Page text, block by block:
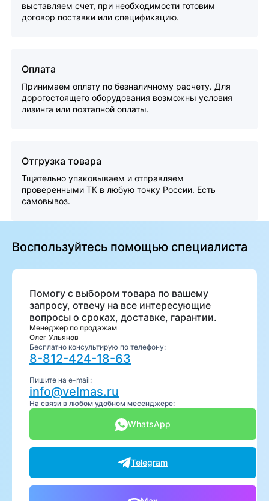
выставляем счет, при необходимости готовим
договор поставки или спецификацию.
Оплата
Принимаем оплату по безналичному расчету. Для
дорогостоящего оборудования возможны условия
лизинга или поэтапной оплаты.
Отгрузка товара
Тщательно упаковываем и отправляем
проверенными ТК в любую точку России. Есть
самовывоз.
Воспользуйтесь помощью специалиста
Помогу с выбором товара по вашему
запросу, отвечу на все интересующие
вопросы о сроках, доставке, гарантии.
Менеджер по продажам
Олег Ульянов
Бесплатно консультирую по телефону:
8-812-424-18-63
Пишите на e-mail:
info@velmas.ru
На связи в любом удобном месенджере:
WhatsApp
Telegram